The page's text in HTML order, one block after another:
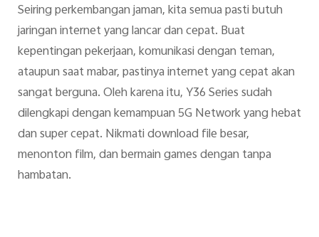
Seiring perkembangan jaman, kita semua pasti butuh
jaringan internet yang lancar dan cepat. Buat
kepentingan pekerjaan, komunikasi dengan teman,
ataupun saat mabar, pastinya internet yang cepat akan
sangat berguna. Oleh karena itu, Y36 Series sudah
dilengkapi dengan kemampuan 5G Network yang hebat
dan super cepat. Nikmati download file besar,
menonton film, dan bermain games dengan tanpa
hambatan.